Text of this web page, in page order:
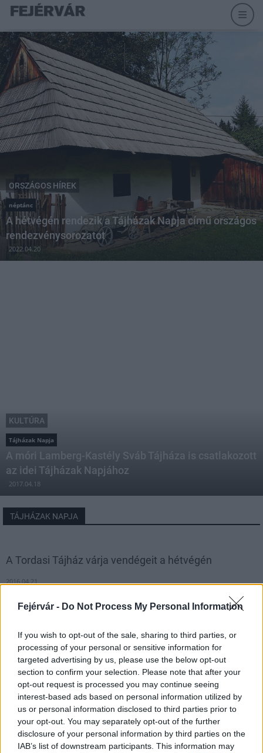
Fejérvár - Do Not Process My Personal Information
If you wish to opt-out of the sale, sharing to third parties, or
processing of your personal or sensitive information for
targeted advertising by us, please use the below opt-out
section to confirm your selection. Please note that after your
opt-out request is processed you may continue seeing
interest-based ads based on personal information utilized by
us or personal information disclosed to third parties prior to
your opt-out. You may separately opt-out of the further
disclosure of your personal information by third parties on the
IAB’s list of downstream participants. This information may
ORSZÁGOS HÍREK
néptánc
A hétvégén rendezik a Tájházak Napja című országos
rendezvénysorozatot
2022.04.20
KULTÚRA
Tájházak Napja
A móri Lamberg-Kastély Sváb Tájháza is csatlakozott
az idei Tájházak Napjához
2017.04.18
TÁJHÁZAK NAPJA
A Tordasi Tájház várja vendégeit a hétvégén
2016.04.21
HÍRLEVÉL
Név
E-mail cím